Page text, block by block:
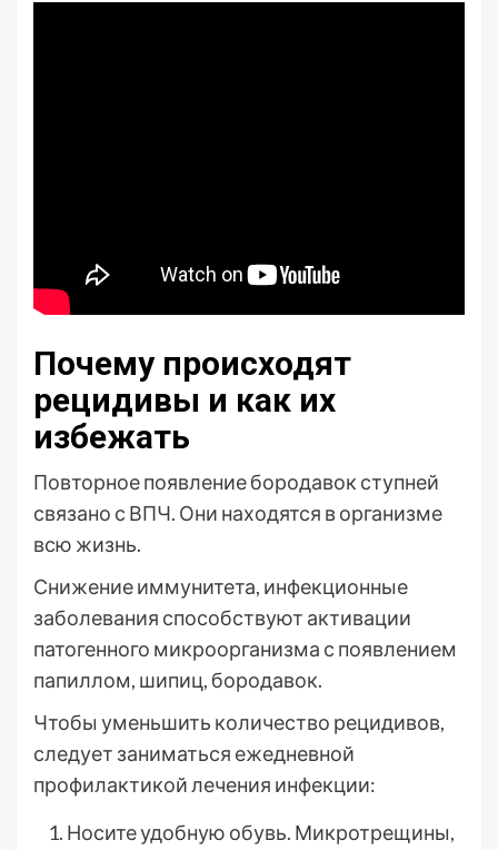
Почему происходят
рецидивы и как их
избежать
Повторное появление бородавок ступней
связано с ВПЧ. Они находятся в организме
всю жизнь.
Снижение иммунитета, инфекционные
заболевания способствуют активации
патогенного микроорганизма с появлением
папиллом, шипиц, бородавок.
Чтобы уменьшить количество рецидивов,
следует заниматься ежедневной
профилактикой лечения инфекции:
Носите удобную обувь. Микротрещины,